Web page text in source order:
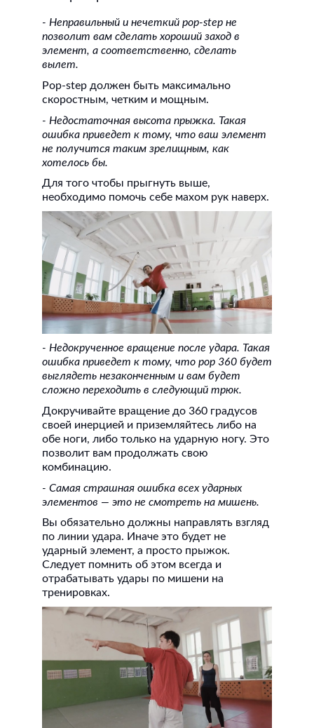
- Неправильный и нечеткий pop-step не
позволит вам сделать хороший заход в
элемент, а соответственно, сделать
вылет.
Pop-step должен быть максимально
скоростным, четким и мощным.
- Недостаточная высота прыжка. Такая
ошибка приведет к тому, что ваш элемент
не получится таким зрелищным, как
хотелось бы.
Для того чтобы прыгнуть выше,
необходимо помочь себе махом рук наверх.
- Недокрученное вращение после удара. Такая
ошибка приведет к тому, что pop 360 будет
выглядеть незаконченным и вам будет
сложно переходить в следующий трюк.
Докручивайте вращение до 360 градусов
своей инерцией и приземляйтесь либо на
обе ноги, либо только на ударную ногу. Это
позволит вам продолжать свою
комбинацию.
- Самая страшная ошибка всех ударных
элементов — это не смотреть на мишень.
Вы обязательно должны направлять взгляд
по линии удара. Иначе это будет не
ударный элемент, а просто прыжок.
Следует помнить об этом всегда и
отрабатывать удары по мишени на
тренировках.